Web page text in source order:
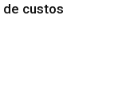
de custos